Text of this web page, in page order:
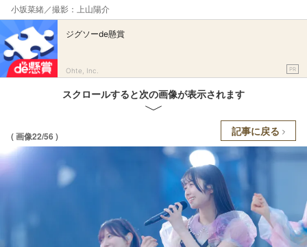
小坂菜緒／撮影：上山陽介
ジグソーde懸賞
Ohte, Inc. PR
スクロールすると次の画像が表示されます
( 画像22/56 ) 記事に戻る